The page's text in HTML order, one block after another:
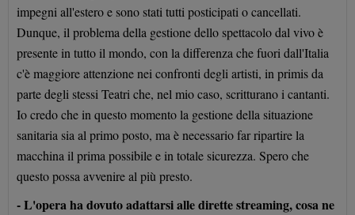
impegni all'estero e sono stati tutti posticipati o cancellati.
Dunque, il problema della gestione dello spettacolo dal vivo è
presente in tutto il mondo, con la differenza che fuori dall'Italia
c'è maggiore attenzione nei confronti degli artisti, in primis da
parte degli stessi Teatri che, nel mio caso, scritturano i cantanti.
Io credo che in questo momento la gestione della situazione
sanitaria sia al primo posto, ma è necessario far ripartire la
macchina il prima possibile e in totale sicurezza. Spero che
questo possa avvenire al più presto.
- L'opera ha dovuto adattarsi alle dirette streaming, cosa ne